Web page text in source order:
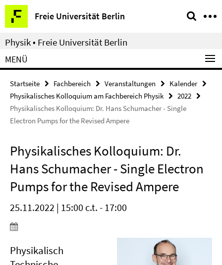
Springe
direkt
zu
Inhalt
Freie Universität Berlin
Service-
Navigation
Physik • Freie Universität Berlin
MENÜ
Startseite Fachbereich Veranstaltungen
Kalender
Physikalisches Kolloquium am Fachbereich Physik
2022
Physikalisches Kolloquium: Dr. Hans Schumacher - Single
Electron Pumps for the Revised Ampere
Physikalisches Kolloquium: Dr.
Hans Schumacher - Single Electron
Pumps for the Revised Ampere
25.11.2022 | 15:00 c.t. - 17:00
Physikalisch